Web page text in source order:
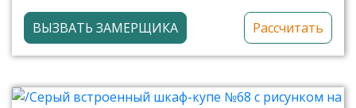
ВЫЗВАТЬ ЗАМЕРЩИКА Рассчитать